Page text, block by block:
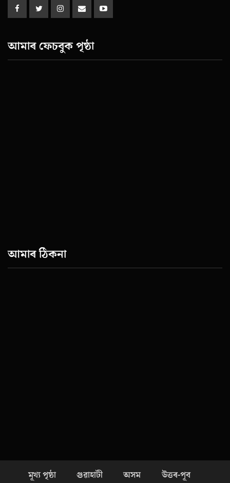
আমাৰ ফেচবুক পৃষ্ঠা
আমাৰ ঠিকনা
মূখ্য পৃষ্ঠা গুৱাহাটী অসম উত্তৰ-পূব